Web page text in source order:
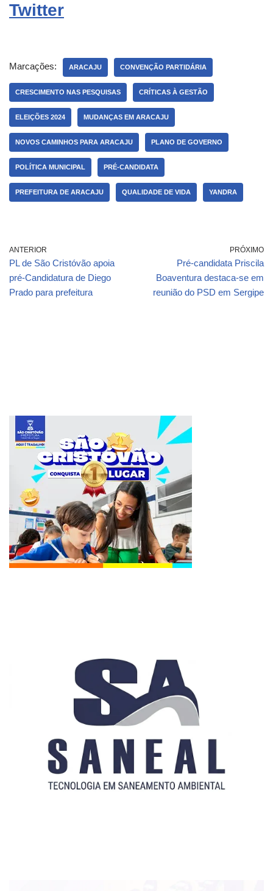
Twitter
Marcações: ARACAJU CONVENÇÃO PARTIDÁRIA
CRESCIMENTO NAS PESQUISAS CRÍTICAS À GESTÃO
ELEIÇÕES 2024 MUDANÇAS EM ARACAJU
NOVOS CAMINHOS PARA ARACAJU PLANO DE GOVERNO
POLÍTICA MUNICIPAL PRÉ-CANDIDATA
PREFEITURA DE ARACAJU QUALIDADE DE VIDA YANDRA
ANTERIOR
PL de São Cristóvão apoia
pré-Candidatura de Diego
Prado para prefeitura
PRÓXIMO
Pré-candidata Priscila
Boaventura destaca-se em
reunião do PSD em Sergipe